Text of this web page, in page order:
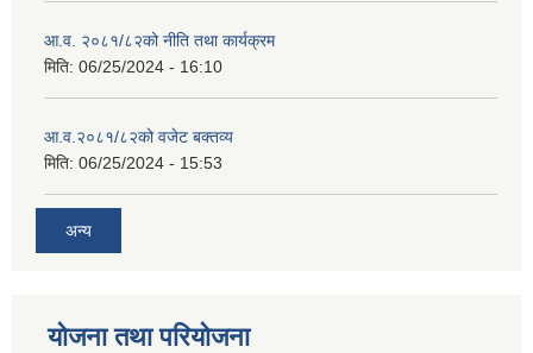
आ.व. २०८१/८२को नीति तथा कार्यक्रम
मिति: 06/25/2024 - 16:10
आ.व.२०८१/८२को वजेट बक्तव्य
मिति: 06/25/2024 - 15:53
अन्य
योजना तथा परियोजना